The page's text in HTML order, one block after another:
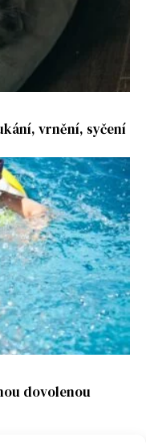
vrnění, syčení
dovolenou